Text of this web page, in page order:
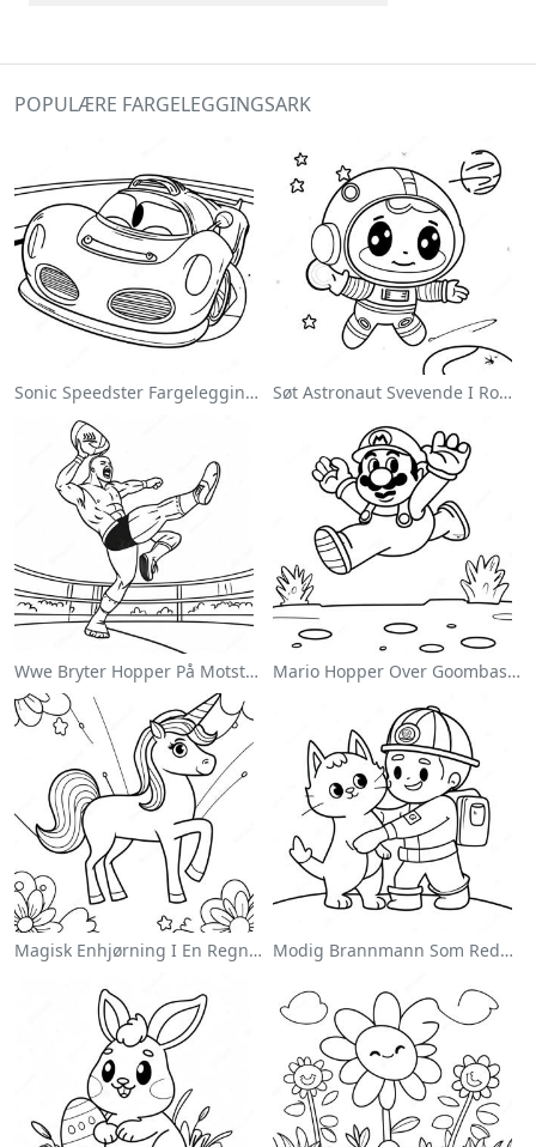
POPULÆRE FARGELEGGINGSARK
Sonic Speedster Fargeleggingsside Søt Astronaut Svevende I Rommet Fargeleggingsside
Wwe Bryter Hopper På Motstander Fargeleggingsside Mario Hopper Over Goombas Fargeleggingsside
Magisk Enhjørning I En Regnbue Fargeleggingsside Modig Brannmann Som Redder En Katt Fargeleggingsside